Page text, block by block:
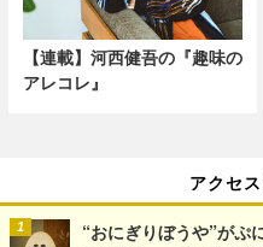
【連載】河西健吾の『趣味の
アレコレ』
アクセ
“おにぎりぼうや”が